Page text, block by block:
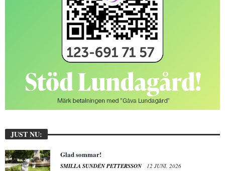
JUST NU:
Glad sommar!
SMILLA SUNDÉN PETTERSSON 12 JUNI, 2026